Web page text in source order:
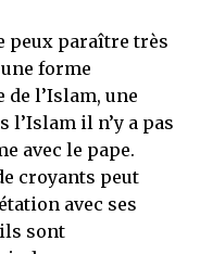
peux paraître très
forme
l’Islam, une
l’Islam il n’y a pas
avec le pape.
croyants peut
avec ses
sont